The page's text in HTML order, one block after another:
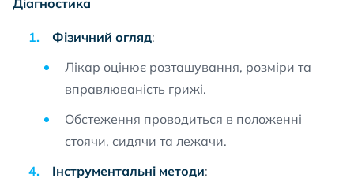
Діагностика
Фізичний огляд:
Лікар оцінює розташування, розміри та
вправлюваність грижі.
Обстеження проводиться в положенні
стоячи, сидячи та лежачи.
Інструментальні методи: